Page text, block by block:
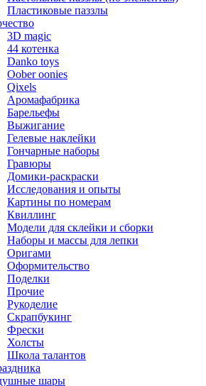
Пластиковые паззлы
3D magic
44 котенка
Danko toys
Oober oonies
Qixels
Аромафабрика
Барельефы
Выжигание
Гелевые наклейки
Гончарные наборы
Гравюры
Домики-раскраски
Исследования и опыты
Картины по номерам
Квиллинг
Модели для склейки и сборки
Наборы и массы для лепки
Оригами
Оформительство
Поделки
Прочие
Рукоделие
Скрапбукинг
Фрески
Холсты
Школа талантов
шары